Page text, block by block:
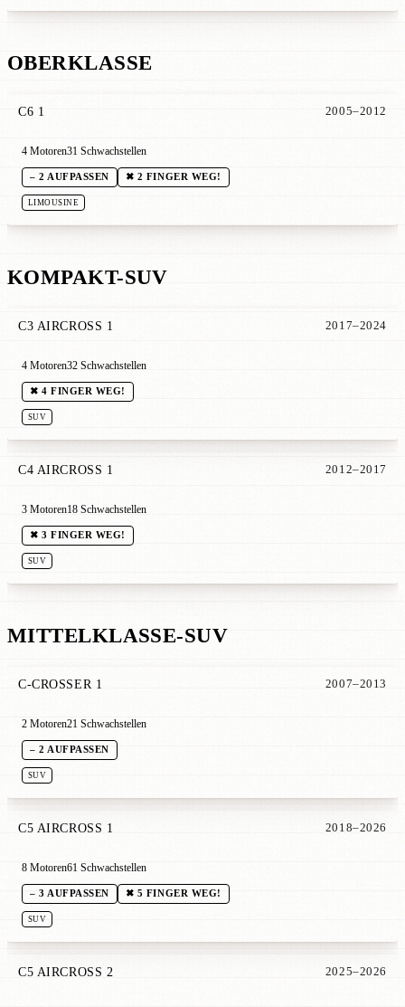
OBERKLASSE
C6 1 2005–2012
4 Motoren31 Schwachstellen
– 2 AUFPASSEN ✖ 2 FINGER WEG!
LIMOUSINE
KOMPAKT-SUV
C3 AIRCROSS 1 2017–2024
4 Motoren32 Schwachstellen
✖ 4 FINGER WEG!
SUV
C4 AIRCROSS 1 2012–2017
3 Motoren18 Schwachstellen
✖ 3 FINGER WEG!
SUV
MITTELKLASSE-SUV
C-CROSSER 1 2007–2013
2 Motoren21 Schwachstellen
– 2 AUFPASSEN
SUV
C5 AIRCROSS 1 2018–2026
8 Motoren61 Schwachstellen
– 3 AUFPASSEN ✖ 5 FINGER WEG!
SUV
C5 AIRCROSS 2 2025–2026